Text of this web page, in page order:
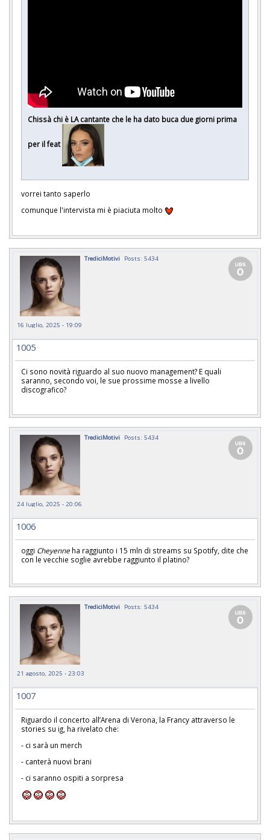
Chissà chi è LA cantante che le ha dato buca due giorni prima
per il feat
vorrei tanto saperlo
comunque l'intervista mi è piaciuta molto
TrediciMotivi Posts: 5434
16 luglio, 2025 - 19:09
1005
Ci sono novità riguardo al suo nuovo management? E quali
saranno, secondo voi, le sue prossime mosse a livello
discografico?
TrediciMotivi Posts: 5434
24 luglio, 2025 - 20:06
1006
oggi Cheyenne ha raggiunto i 15 mln di streams su Spotify, dite che
con le vecchie soglie avrebbe raggiunto il platino?
TrediciMotivi Posts: 5434
21 agosto, 2025 - 23:03
1007
Riguardo il concerto all’Arena di Verona, la Francy attraverso le
stories su ig, ha rivelato che:
- ci sarà un merch
- canterà nuovi brani
- ci saranno ospiti a sorpresa